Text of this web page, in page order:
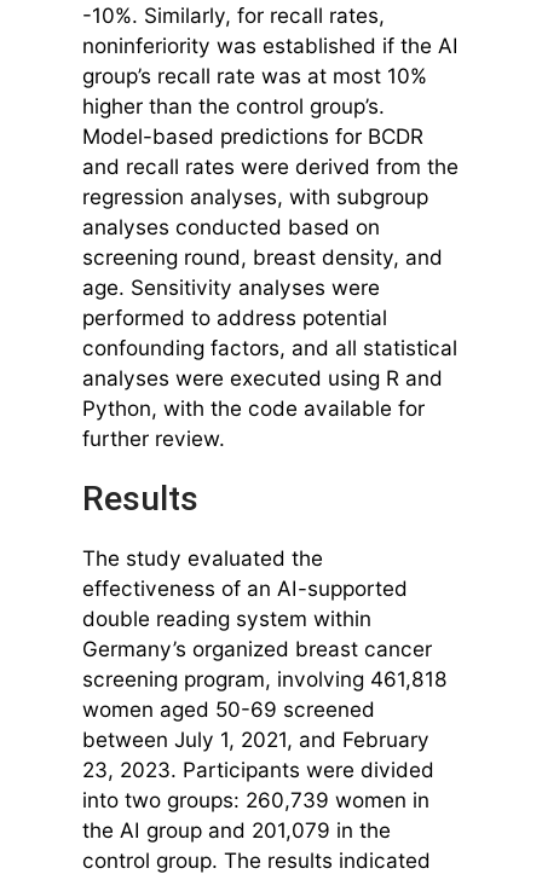
-10%. Similarly, for recall rates,
noninferiority was established if the AI
group’s recall rate was at most 10%
higher than the control group’s.
Model-based predictions for BCDR
and recall rates were derived from the
regression analyses, with subgroup
analyses conducted based on
screening round, breast density, and
age. Sensitivity analyses were
performed to address potential
confounding factors, and all statistical
analyses were executed using R and
Python, with the code available for
further review.
Results
The study evaluated the
effectiveness of an AI-supported
double reading system within
Germany’s organized breast cancer
screening program, involving 461,818
women aged 50-69 screened
between July 1, 2021, and February
23, 2023. Participants were divided
into two groups: 260,739 women in
the AI group and 201,079 in the
control group. The results indicated